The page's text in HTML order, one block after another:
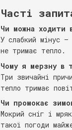
Часті
Чи можна ходити
У слабкий мінус
не тримає тепло.
Чому я мерзну в
Три звичайні
тепло тримає
Чи промокає
Мокрий сніг і
такої погоди